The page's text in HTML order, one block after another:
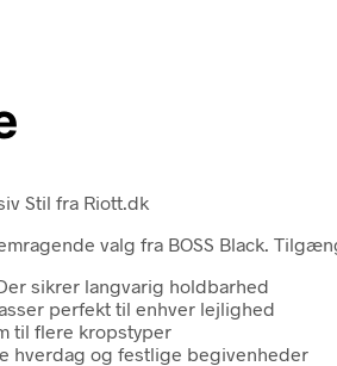
Stil fra Riott.dk
valg fra BOSS Black.
sikrer langvarig holdbarhed
perfekt til enhver lejlighed
til flere kropstyper
hverdag og festlige begivenheder